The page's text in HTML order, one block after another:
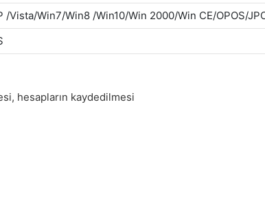
/Vista/Win7/Win8 /Win10/Win 2000/Win CE/OPOS/
hesapların kaydedilmesi